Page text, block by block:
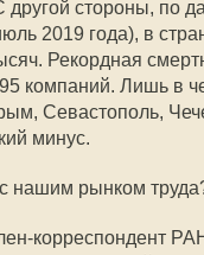
стороны, по
2019 года), в
Рекордная
компаний. Лишь в
Севастополь,
минус.
нашим рынком
корреспондент